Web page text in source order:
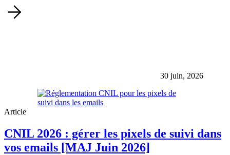
30 juin, 2026
Article
CNIL 2026 : gérer les pixels de suivi dans
vos emails [MAJ Juin 2026]